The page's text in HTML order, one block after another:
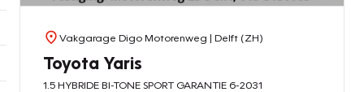
Vakgarage Digo Motorenweg | Delft (ZH)
Toyota Yaris
1.5 HYBRIDE BI-TONE SPORT GARANTIE 6-2031